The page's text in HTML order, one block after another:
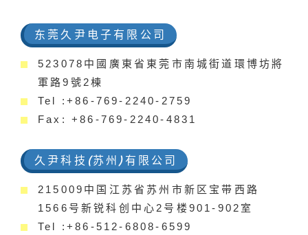
东莞久尹电子有限公司
523078中國廣東省東莞市南城街道環博坊將
軍路9號2棟
Tel :+86-769-2240-2759
Fax: +86-769-2240-4831
久尹科技(苏州)有限公司
215009中国江苏省苏州市新区宝带西路
1566号新锐科创中心2号楼901-902室
Tel :+86-512-6808-6599